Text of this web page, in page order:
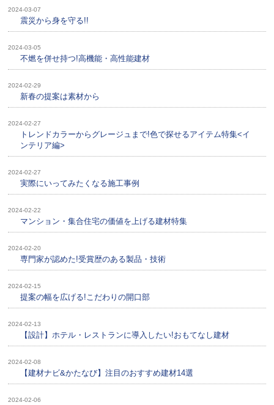
2024-03-07
震災から身を守る!!
2024-03-05
不燃を併せ持つ!高機能・高性能建材
2024-02-29
新春の提案は素材から
2024-02-27
トレンドカラーからグレージュまで!色で探せるアイテム特集<イ
ンテリア編>
2024-02-27
実際にいってみたくなる施工事例
2024-02-22
マンション・集合住宅の価値を上げる建材特集
2024-02-20
専門家が認めた!受賞歴のある製品・技術
2024-02-15
提案の幅を広げる!こだわりの開口部
2024-02-13
【設計】ホテル・レストランに導入したい!おもてなし建材
2024-02-08
【建材ナビ&かたなび】注目のおすすめ建材14選
2024-02-06